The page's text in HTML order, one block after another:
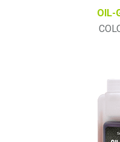
OIL-